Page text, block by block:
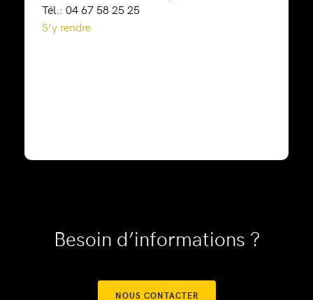
Tél.: 04 67 58 25 25
S’y rendre
Besoin d’informations ?
NOUS CONTACTER